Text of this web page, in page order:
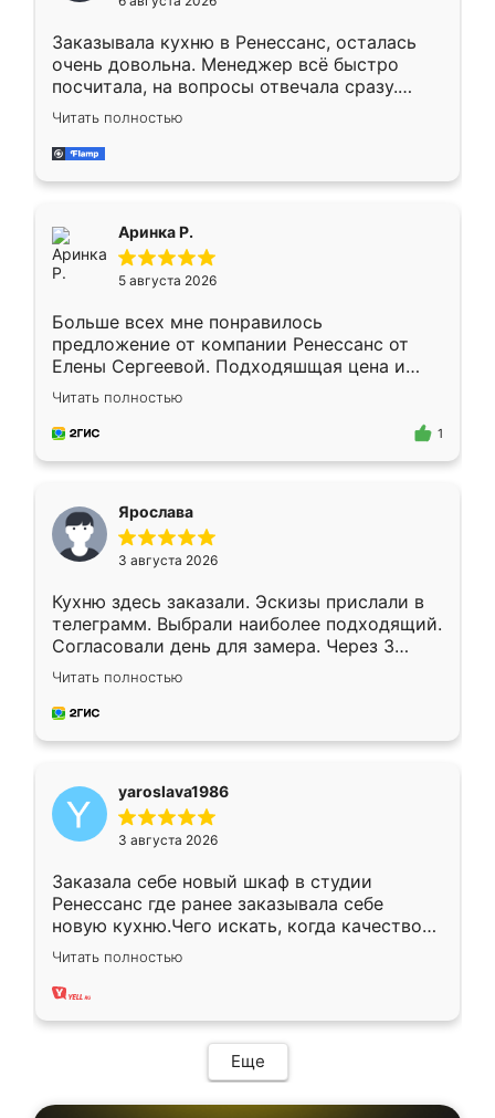
мебели буду заказывать только здесь.
Заказывала кухню в Ренессанс, осталась
очень довольна. Менеджер всё быстро
посчитала, на вопросы отвечала сразу.
Замерщик приехал в субботу, подошёл к
делу со всей ответственностью. Собрали
за день, ребята работали аккуратно, даже
Читать полностью
Аринка Р.
5 августа 2026
Больше всех мне понравилось
предложение от компании Ренессанс от
Елены Сергеевой. Подходяшщая цена и
короткие сроки изготовления. Приехавший
для замера сотрудник Владислав
предложил по моему эскизу самый
Читать полностью
1
Ярослава
3 августа 2026
Кухню здесь заказали. Эскизы прислали в
телеграмм. Выбрали наиболее подходящий.
Согласовали день для замера. Через 3
недели кухня была уже готова. Остались
довольны работой. Спасибо Ренессанс
мебель за качественную работу!
Читать полностью
yaroslava1986
3 августа 2026
Заказала себе новый шкаф в студии
Ренессанс где ранее заказывала себе
новую кухню.Чего искать, когда качеством
вполне довольна. Служит кухня уже почти
два года, нареканий нет.
Читать полностью
Еще